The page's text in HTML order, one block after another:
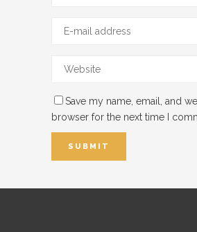
Save my name, email, and
browser for the next time I